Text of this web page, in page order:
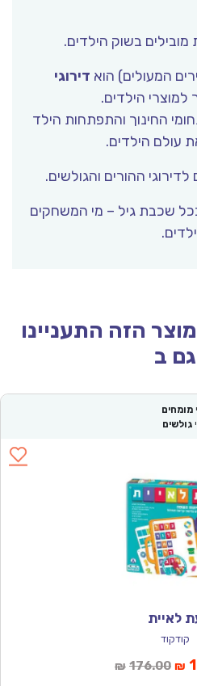
בשוק הילדים.
המעולים) הוא דירוגי
הילדים.
מתחומי החינוך והתפתחות הילד
עולם הילדים.
ההורים והגולשים.
שכבת גיל – מי המשחקים
הזה התעניינו
גם ב
מומחים
גולשים
לאיית
קודקוד
₪ 176.00 ₪